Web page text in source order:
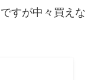
すが中々買えな